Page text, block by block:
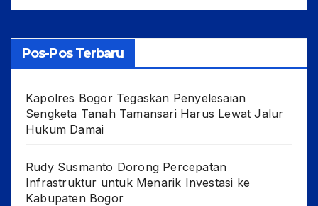
Pos-Pos Terbaru
Kapolres Bogor Tegaskan Penyelesaian
Sengketa Tanah Tamansari Harus Lewat Jalur
Hukum Damai
Rudy Susmanto Dorong Percepatan
Infrastruktur untuk Menarik Investasi ke
Kabupaten Bogor